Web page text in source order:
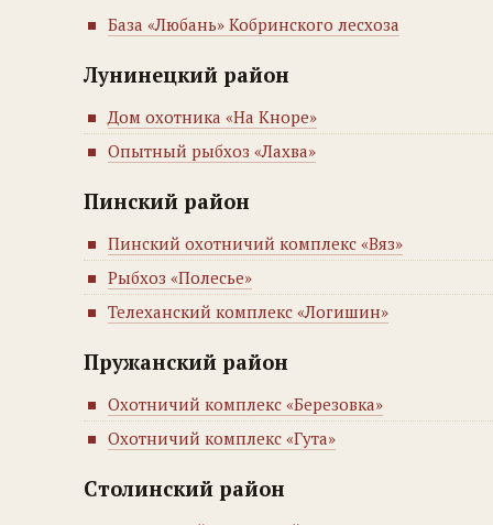
База «Любань» Кобринского лесхоза
Лунинецкий район
Дом охотника «На Кноре»
Опытный рыбхоз «Лахва»
Пинский район
Пинский охотничий комплекс «Вяз»
Рыбхоз «Полесье»
Телеханский комплекс «Логишин»
Пружанский район
Охотничий комплекс «Березовка»
Охотничий комплекс «Гута»
Столинский район